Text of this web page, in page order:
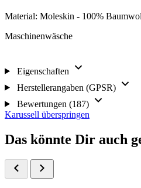
Material: Moleskin - 100%
Maschinenwäsche
Eigenschaften
Herstellerangaben (GPSR)
Bewertungen (187)
Karussell überspringen
Das könnte Dir auch